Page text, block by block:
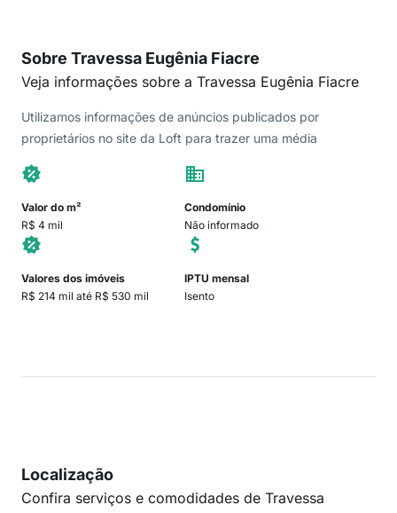
Sobre Travessa Eugênia Fiacre
Veja informações sobre a Travessa Eugênia Fiacre
Utilizamos informações de anúncios publicados por
proprietários no site da Loft para trazer uma média
Valor do m²
R$ 4 mil
Condomínio
Não informado
Valores dos imóveis
R$ 214 mil até R$ 530 mil
IPTU mensal
Isento
Localização
Confira serviços e comodidades de Travessa